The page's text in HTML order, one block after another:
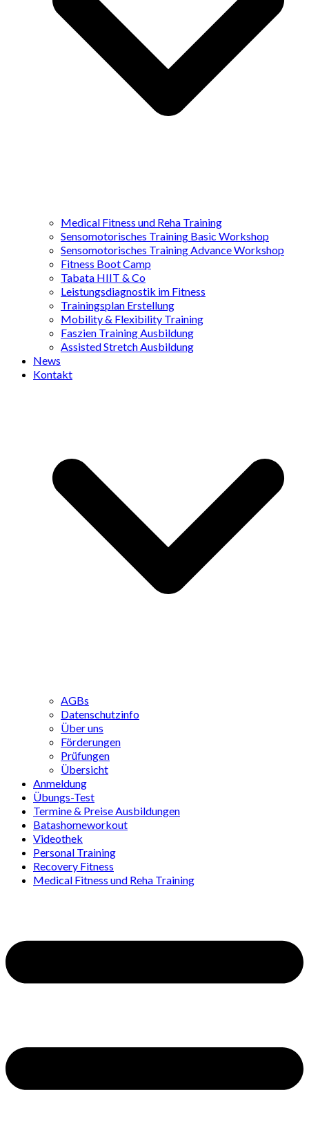
Medical Fitness und Reha Training
Sensomotorisches Training Basic Workshop
Sensomotorisches Training Advance Workshop
Fitness Boot Camp
Tabata HIIT & Co
Leistungsdiagnostik im Fitness
Trainingsplan Erstellung
Mobility & Flexibility Training
Faszien Training Ausbildung
Assisted Stretch Ausbildung
News
Kontakt
AGBs
Datenschutzinfo
Über uns
Förderungen
Prüfungen
Übersicht
Anmeldung
Übungs-Test
Termine & Preise Ausbildungen
Batashomeworkout
Videothek
Personal Training
Recovery Fitness
Medical Fitness und Reha Training